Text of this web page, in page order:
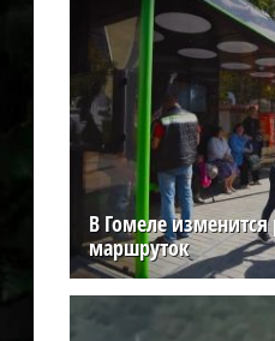
В Гомеле
маршруток